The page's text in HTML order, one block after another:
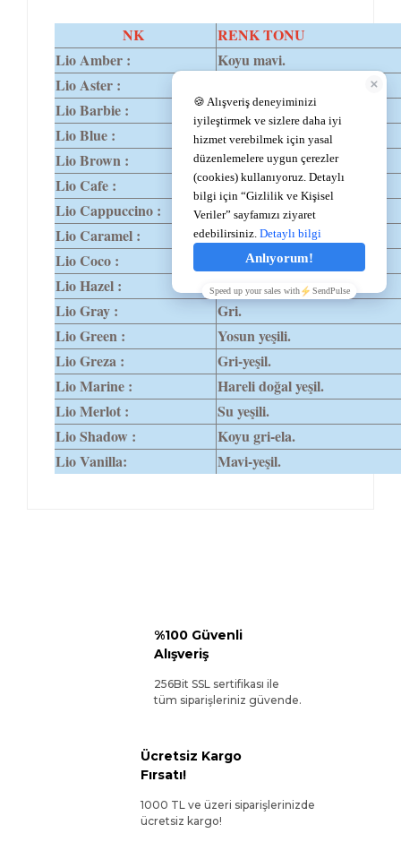
NK
RENK TONU
Lio Amber :
Koyu mavi.
Lio Aster :
Lio Barbie :
Açık yeşil.
Lio Blue :
Mavi.
Lio Brown :
Koyu kahverengi.
Lio Cafe :
Açık yeşil'den ela'ya.
Lio Cappuccino :
Kahveden ela'ya.
Lio Caramel :
Açık kahve tonu.
Lio Coco :
Kahverengi.
Lio Hazel :
Ela.
Lio Gray :
Gri.
Lio Green :
Yosun yeşili.
Lio Greza :
Gri-yeşil.
Lio Marine :
Hareli doğal yeşil.
Lio Merlot :
Su yeşili.
Lio Shadow :
Koyu gri-ela.
Lio Vanilla:
Mavi-yeşil.
%100 Güvenli
Alışveriş
256Bit SSL sertifikası ile
tüm siparişleriniz güvende.
Ücretsiz Kargo
Fırsatı!
1000 TL ve üzeri siparişlerinizde
ücretsiz kargo!